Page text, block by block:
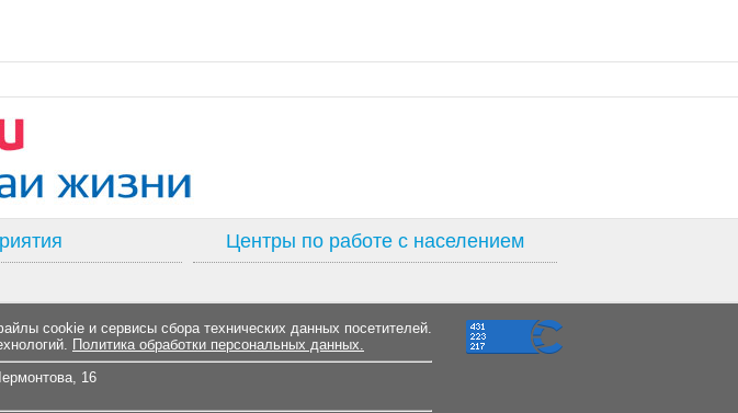
Центры по работе с населением
cookie и сервисы сбора технических данных посетителей.
Политика обработки персональных данных.
16